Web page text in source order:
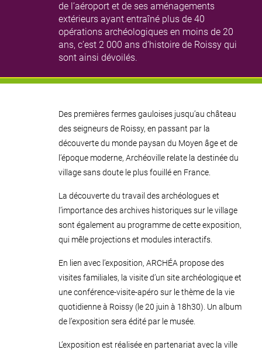
de l’aéroport et de ses aménagements
extérieurs ayant entraîné plus de 40
opérations archéologiques en moins de 20
ans, c’est 2 000 ans d’histoire de Roissy qui
sont ainsi dévoilés.
Des premières fermes gauloises jusqu’au château
des seigneurs de Roissy, en passant par la
découverte du monde paysan du Moyen âge et de
l’époque moderne, Archéoville relate la destinée du
village sans doute le plus fouillé en France.
La découverte du travail des archéologues et
l’importance des archives historiques sur le village
sont également au programme de cette exposition,
qui mêle projections et modules interactifs.
En lien avec l’exposition, ARCHÉA propose des
visites familiales, la visite d’un site archéologique et
une conférence-visite-apéro sur le thème de la vie
quotidienne à Roissy (le 20 juin à 18h30). Un album
de l’exposition sera édité par le musée.
L’exposition est réalisée en partenariat avec la ville